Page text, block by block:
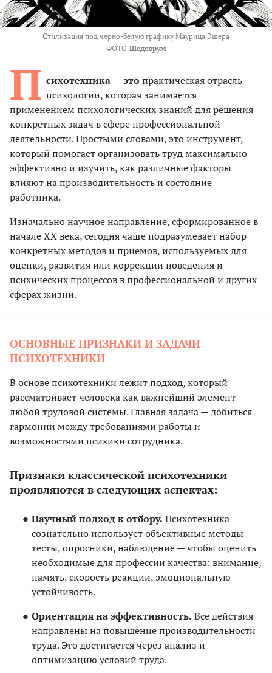
Стилизация под черно-белую графику Маурица Эшера
ФОТО Шедеврум
П сихотехника — это практическая отрасль
психологии, которая занимается
применением психологических знаний для решения
конкретных задач в сфере профессиональной
деятельности. Простыми словами, это инструмент,
который помогает организовать труд максимально
эффективно и изучить, как различные факторы
влияют на производительность и состояние
работника.
Изначально научное направление, сформированное в
начале XX века, сегодня чаще подразумевает набор
конкретных методов и приемов, используемых для
оценки, развития или коррекции поведения и
психических процессов в профессиональной и других
сферах жизни.
ОСНОВНЫЕ ПРИЗНАКИ И ЗАДАЧИ
ПСИХОТЕХНИКИ
В основе психотехники лежит подход, который
рассматривает человека как важнейший элемент
любой трудовой системы. Главная задача — добиться
гармонии между требованиями работы и
возможностями психики сотрудника.
Признаки классической психотехники
проявляются в следующих аспектах:
Научный подход к отбору. Психотехника
сознательно использует объективные методы —
тесты, опросники, наблюдение — чтобы оценить
необходимые для профессии качества: внимание,
память, скорость реакции, эмоциональную
устойчивость.
Ориентация на эффективность. Все действия
направлены на повышение производительности
труда. Это достигается через анализ и
оптимизацию условий труда.